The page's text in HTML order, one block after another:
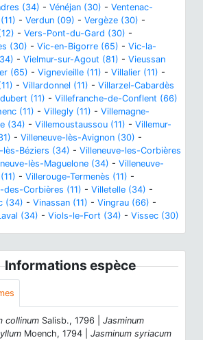
(34) - Vénéjan (30) - Ventenac-
- Verdun (09) - Vergèze (30) -
- Vers-Pont-du-Gard (30) -
(30) - Vic-en-Bigorre (65) - Vic-la-
- Vielmur-sur-Agout (81) - Vieussan
(65) - Vignevieille (11) - Villalier (11) -
- Villardonnel (11) - Villarzel-Cabardès
(11) - Villefranche-de-Conflent (66)
(11) - Villegly (11) - Villemagne-
(34) - Villemoustaussou (11) - Villemur-
- Villeneuve-lès-Avignon (30) -
lès-Béziers (34) - Villeneuve-les-Corbières
lès-Maguelone (34) - Villeneuve-
- Villerouge-Termenès (11) -
des-Corbières (11) - Villetelle (34) -
(34) - Vinassan (11) - Vingrau (66) -
(34) - Viols-le-Fort (34) - Vissec (30)
Informations espèce
collinum Salisb., 1796 | Jasminum
Moench, 1794 | Jasminum syriacum